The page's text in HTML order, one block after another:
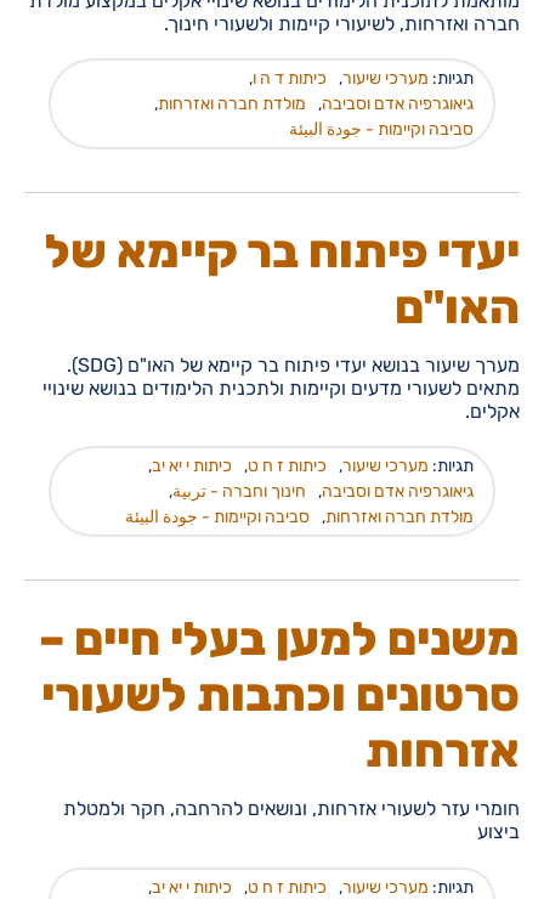
חברה ואזרחות, לשיעורי קיימות ולשעורי חינוך.
תגיות: מערכי שיעור, כיתות ד ה ו,
גיאוגרפיה אדם וסביבה, מולדת חברה ואזרחות,
סביבה וקיימות - جودة البيئة
יעדי פיתוח בר קיימא של
האו"ם
מערך שיעור בנושא יעדי פיתוח בר קיימא של האו"ם (SDG).
מתאים לשעורי מדעים וקיימות ולתכנית הלימודים בנושא שינויי
אקלים.
תגיות: מערכי שיעור, כיתות ז ח ט, כיתות י יא יב,
גיאוגרפיה אדם וסביבה, חינוך וחברה - تربية,
מולדת חברה ואזרחות, סביבה וקיימות - جودة البيئة
משנים למען בעלי חיים –
סרטונים וכתבות לשעורי
אזרחות
חומרי עזר לשעורי אזרחות, ונושאים להרחבה, חקר ולמטלת
ביצוע
תגיות: מערכי שיעור, כיתות ז ח ט, כיתות י יא יב,